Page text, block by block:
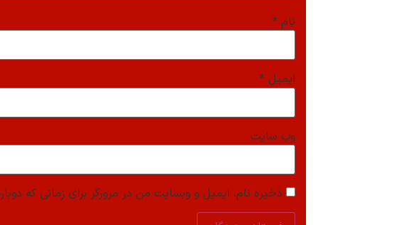
نام *
ایمیل *
وب‌ سایت
ذخیره نام، ایمیل و وبسایت من در مرورگر برای زمانی که